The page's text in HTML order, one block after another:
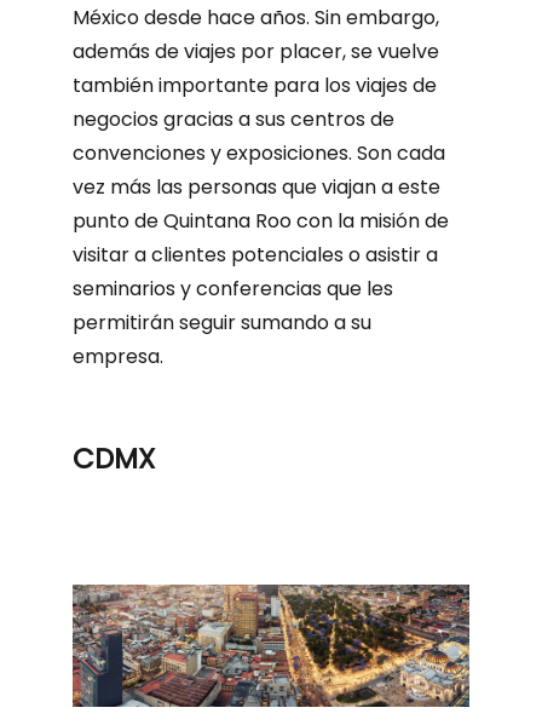
México desde hace años. Sin embargo,
además de viajes por placer, se vuelve
también importante para los viajes de
negocios gracias a sus centros de
convenciones y exposiciones. Son cada
vez más las personas que viajan a este
punto de Quintana Roo con la misión de
visitar a clientes potenciales o asistir a
seminarios y conferencias que les
permitirán seguir sumando a su
empresa.
CDMX